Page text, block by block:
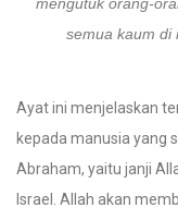
semua kaum di
Ayat ini menjelaskan
kepada manusia yang
Abraham, yaitu janji
Israel. Allah akan